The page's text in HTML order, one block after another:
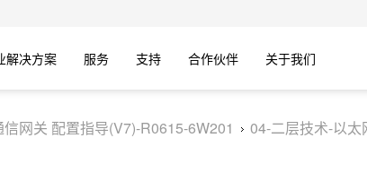
解决方案 服务 支持 合作伙伴 关于我们
网关 配置指导(V7)-R0615-6W201 04-二层技术-以